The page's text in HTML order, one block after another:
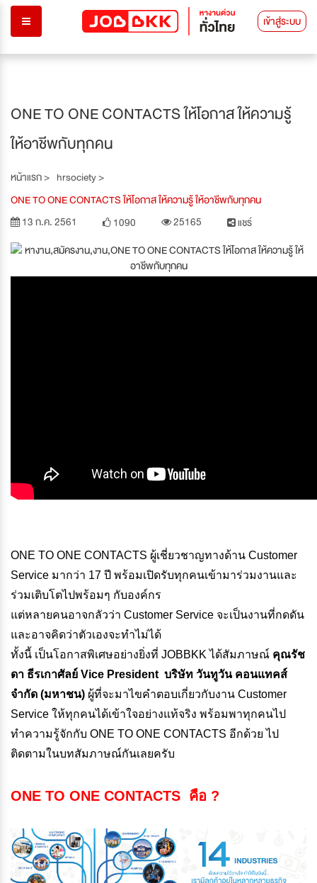
เข้าสู่ระบบ
ONE TO ONE CONTACTS ให้โอกาส ให้ความรู้
ให้อาชีพกับทุกคน
หน้าแรก > hrsociety >
ONE TO ONE CONTACTS ให้โอกาส ให้ความรู้ ให้อาชีพกับทุกคน
13 ก.ค. 2561
1090 25165 แชร์
ONE TO ONE CONTACTS ผู้เชี่ยวชาญทางด้าน Customer
Service มากว่า 17 ปี พร้อมเปิดรับทุกคนเข้ามาร่วมงานและ
ร่วมเติบโตไปพร้อมๆ กับองค์กร
แต่หลายคนอาจกลัวว่า Customer Service จะเป็นงานที่กดดัน
และอาจคิดว่าตัวเองจะทำไม่ได้
ทั้งนี้ เป็นโอกาสพิเศษอย่างยิ่งที่ JOBBKK ได้สัมภาษณ์ คุณรัช
ดา ธีรเกาศัลย์ Vice President บริษัท วันทูวัน คอนแทคส์
จำกัด (มหาชน) ผู้ที่จะมาไขคำตอบเกี่ยวกับงาน Customer
Service ให้ทุกคนได้เข้าใจอย่างแท้จริง พร้อมพาทุกคนไป
ทำความรู้จักกับ ONE TO ONE CONTACTS อีกด้วย ไป
ติดตามในบทสัมภาษณ์กันเลยครับ
ONE TO ONE CONTACTS คือ ?